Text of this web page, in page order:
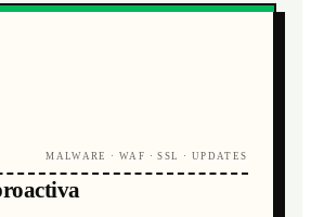
MALWARE · WAF · SSL · UPDATES